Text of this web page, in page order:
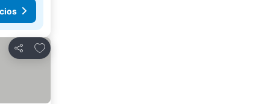
Compartir
Añadir a favoritos